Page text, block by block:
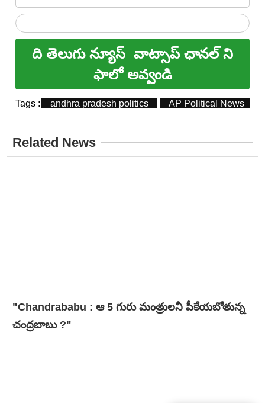
ది తెలుగు న్యూస్ వాట్సాప్ ఛానల్ ని
ఫాలో అవ్వండి
Tags : andhra pradesh politics AP Political News
Related News
"Chandrababu : ఆ 5 గురు మంత్రులనీ పీకేయబోతున్న
చంద్రబాబు ?"